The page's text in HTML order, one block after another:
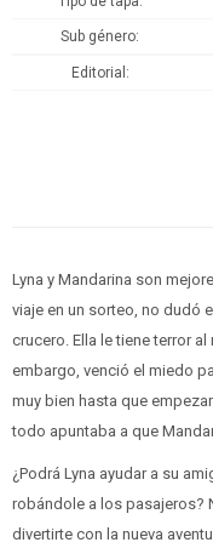
Sub género
Editorial
Lyna y Mandarina son
viaje en un sorteo, no dudó
crucero. Ella le tiene terror
embargo, venció el miedo
muy bien hasta que
todo apuntaba a que
¿Podrá Lyna ayudar a su
robándole a los pasajeros?
divertirte con la nueva